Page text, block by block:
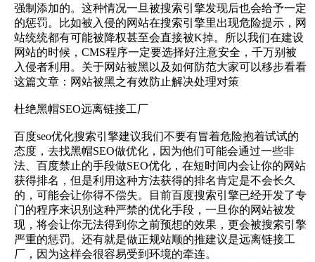
强制添加的。这种情况一旦被搜索引擎发现后也会给予一定
的惩罚。比如被入侵的网站在搜索引擎里出现危险提示，网
站统统都有可能被降权甚至会直接被K掉。所以我们在建设
网站的时候，CMS程序一定要选择好注意安全，千万别被
入侵者利用。关于网站被黑以及如何防范大家可以移步看看
这篇文章：网站被黑之有效防止解决处理对策
杜绝黑帽SEO远离链接工厂
百度seo优化搜索引擎建议我们不要有冒着危险抱着试试的
态度，去找黑帽SEO做优化，因为他们可能会通过一些非
法、百度禁止的手段做SEO优化，在短时间内会让你的网站
获得排名，但是利用这种方法获得的排名肯定是不会长久
的，可能会让你得不偿失。目前百度搜索引擎已经开发了专
门的程序来识别这种严禁的优化手段，一旦你的网站被发
现，将会让你无法得到你之前预想的效果，更会被搜索引擎
严重的惩罚。还有就是做正规站顺的推建议是远离链接工
厂，因为这样会很容易受到环境的牵连。